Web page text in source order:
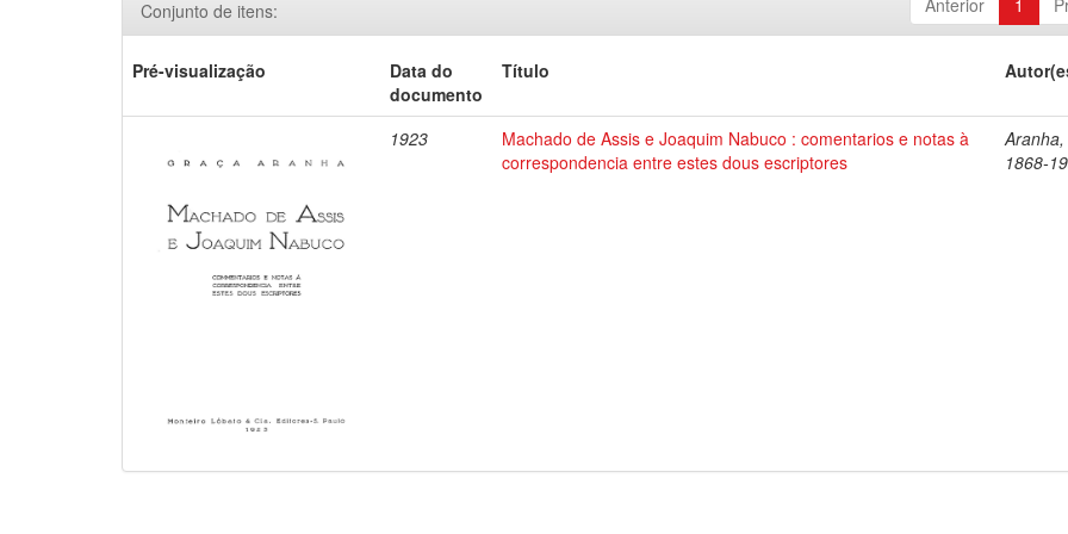
Anterior 1
Conjunto de itens:
Pré-visualização
Data do
documento
Título
1923
Machado de Assis e Joaquim Nabuco : comentarios e notas à
correspondencia entre estes dous escriptores
1868-